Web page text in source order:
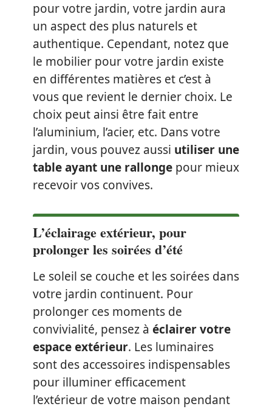
pour votre jardin, votre jardin aura
un aspect des plus naturels et
authentique. Cependant, notez que
le mobilier pour votre jardin existe
en différentes matières et c’est à
vous que revient le dernier choix. Le
choix peut ainsi être fait entre
l’aluminium, l’acier, etc. Dans votre
jardin, vous pouvez aussi utiliser une
table ayant une rallonge pour mieux
recevoir vos convives.
L’éclairage extérieur, pour
prolonger les soirées d’été
Le soleil se couche et les soirées dans
votre jardin continuent. Pour
prolonger ces moments de
convivialité, pensez à éclairer votre
espace extérieur. Les luminaires
sont des accessoires indispensables
pour illuminer efficacement
l’extérieur de votre maison pendant